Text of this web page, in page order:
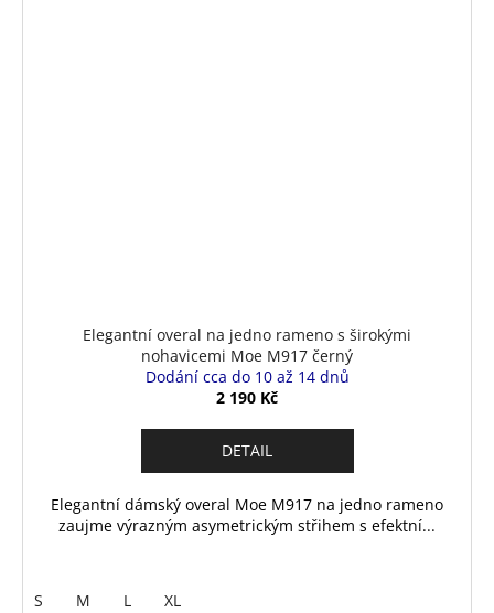
Elegantní overal na jedno rameno s širokými
nohavicemi Moe M917 černý
Dodání cca do 10 až 14 dnů
2 190 Kč
DETAIL
Elegantní dámský overal Moe M917 na jedno rameno
zaujme výrazným asymetrickým střihem s efektní...
S M L XL